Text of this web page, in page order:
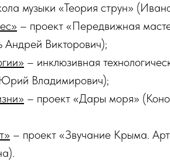
музыки «Теория струн»
– проект «Передвижная
Викторович);
– инклюзивная
Владимирович);
– проект «Дары моря»
– проект «Звучание Крыма.